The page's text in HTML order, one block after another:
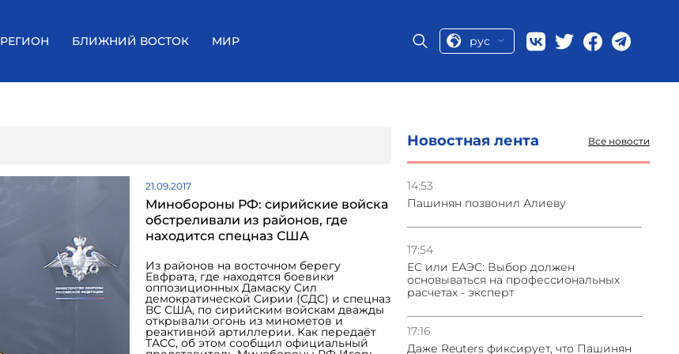
РЕГИОН БЛИЖНИЙ ВОСТОК МИР рус
21.09.2017
Минобороны РФ: сирийские войска
обстреливали из районов, где
находится спецназ США
Из районов на восточном берегу
Евфрата, где находятся боевики
оппозиционных Дамаску Сил
демократической Сирии (СДС) и спецназ
ВС США, по сирийским войскам дважды
открывали огонь из минометов и
реактивной артиллерии. Как передаёт
ТАСС, об этом сообщил официальный
Новостная лента Все новости
14:53
Пашинян позвонил Алиеву
17:54
ЕС или ЕАЭС: Выбор должен
основываться на профессиональных
расчетах - эксперт
17:16
Даже Reuters фиксирует, что Пашинян